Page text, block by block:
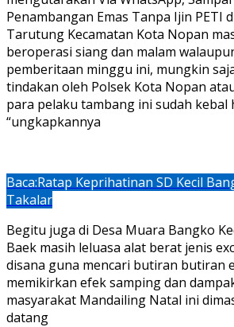
Penambangan Emas Tanpa Ijin PETI
Tarutung Kecamatan Kota Nopan
beroperasi siang dan malam
pemberitaan minggu ini, mungkin
tindakan oleh Polsek Kota Nopan
para pelaku tambang ini sudah kebal
“ungkapkannya
Baca:Ratap Keprihatinan SD Kecil
Takalar
Begitu juga di Desa Muara Bangko
Baek masih leluasa alat berat jenis
disana guna mencari butiran butiran
memikirkan efek samping dan
masyarakat Mandailing Natal ini
datang